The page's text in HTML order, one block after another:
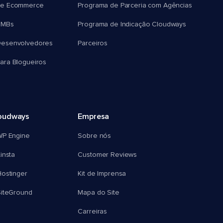
Ecommerce
Blogueiros
Programa de Parceria com Agências
Programa de Indicação Cloudways
Parceiros
Engine
Empresa
Sobre nós
Customer Reviews
Kit de Imprensa
Mapa do Site
Carreiras